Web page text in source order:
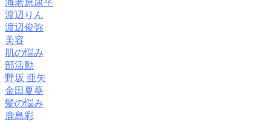
海老原康平
渡辺りん
渡辺俊弥
美容
肌の悩み
部活動
野坂 亜矢
金田夏葵
髪の悩み
鹿島彩